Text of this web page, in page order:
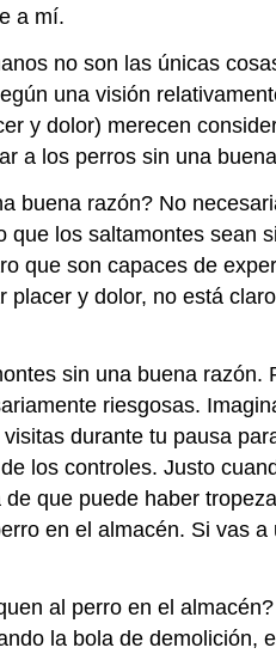
a mí.
no son las únicas
una visión
y dolor) merecen
a los perros sin una
buena razón? No
los saltamontes sean
que son capaces de
y dolor, no está
sin una buena razón.
riesgosas.
durante tu pausa
los controles. Justo
que puede haber
en el almacén. Si vas
al perro en el
la bola de demolición,